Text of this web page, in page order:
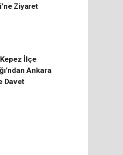
Ziyaret
İlçe
Ankara
Davet